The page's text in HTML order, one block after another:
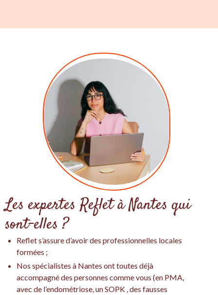
Les expertes Reflet à Nantes qui
sont-elles ?
Reflet s’assure d’avoir des professionnelles locales
formées ;
Nos spécialistes à Nantes ont toutes déjà
accompagné des personnes comme vous (en PMA,
avec de l’endométriose, un SOPK , des fausses